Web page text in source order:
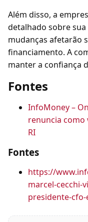
Além disso, a
detalhado sobre
mudanças afetarão
financiamento. A
manter a confiança
Fontes
InfoMoney –
renuncia como
RI
Fontes
https://
marcel-cecchi-
presidente-